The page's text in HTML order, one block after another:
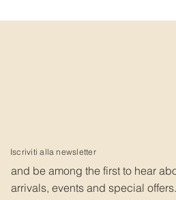
Iscriviti alla newsletter
and be among the first to hear
arrivals, events and special offers.